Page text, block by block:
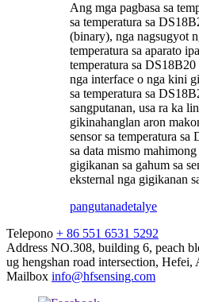
Ang mga pagbasa sa
sa temperatura sa
(binary), nga nagsugyot
temperatura sa aparato
temperatura sa
nga interface o nga kini
sa temperatura sa
sangputanan, usa ra ka
gikinahanglan aron
sensor sa temperatura
sa data mismo
gigikanan sa gahum sa
eksternal nga gigikanan
pangutanadetalye
Telepono + 86 551 6531 5292
Address NO.308, building 6, peach
ug hengshan road intersection,
Mailbox info@hfsensing.com